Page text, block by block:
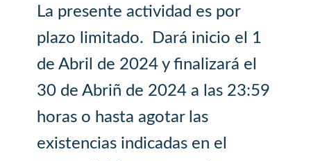
La presente actividad es por
plazo limitado. Dará inicio el 1
de Abril de 2024 y finalizará el
30 de Abriñ de 2024 a las 23:59
horas o hasta agotar las
existencias indicadas en el